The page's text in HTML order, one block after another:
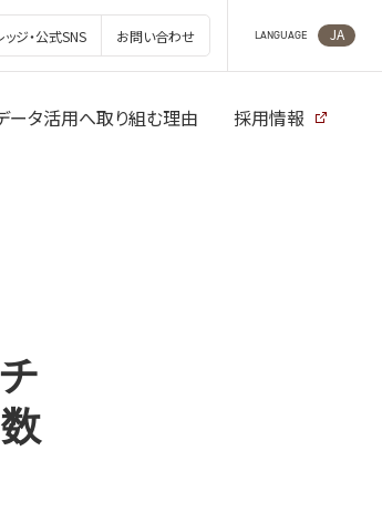
ッジ・公式SNS お問い合わせ LANGUAGE JA
ータ活用へ取り組む理由 採用情報